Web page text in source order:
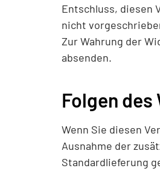
Entschluss, diesen
nicht
Zur Wahrung der
absenden.
Folgen
Wenn Sie diesen
Ausnahme der
Standardlieferung